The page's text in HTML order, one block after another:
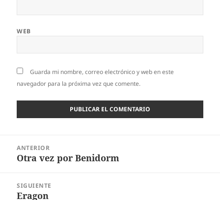
WEB
Guarda mi nombre, correo electrónico y web en este
navegador para la próxima vez que comente.
entradas
ANTERIOR
Entrada
Otra vez por Benidorm
SIGUIENTE
Entrada
Eragon